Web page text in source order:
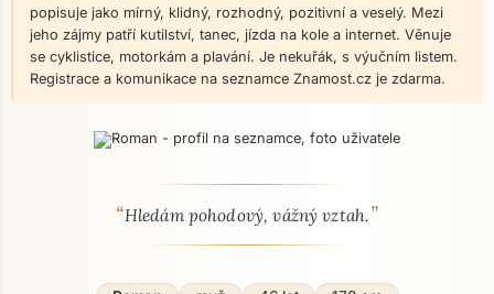
popisuje jako mírný, klidný, rozhodný, pozitivní a veselý. Mezi
jeho zájmy patří kutilství, tanec, jízda na kole a internet. Věnuje
se cyklistice, motorkám a plavání. Je nekuřák, s výučním listem.
Registrace a komunikace na seznamce Znamost.cz je zdarma.
O mně - seznamka profil
“Hledám pohodový, vážný vztah.”